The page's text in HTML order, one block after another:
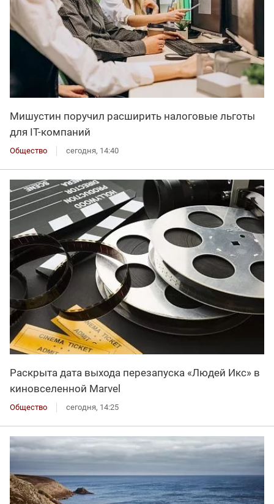
Мишустин поручил расширить налоговые льготы
для IT-компаний
Общество сегодня, 14:40
Раскрыта дата выхода перезапуска «Людей Икс» в
киновселенной Marvel
Общество сегодня, 14:25